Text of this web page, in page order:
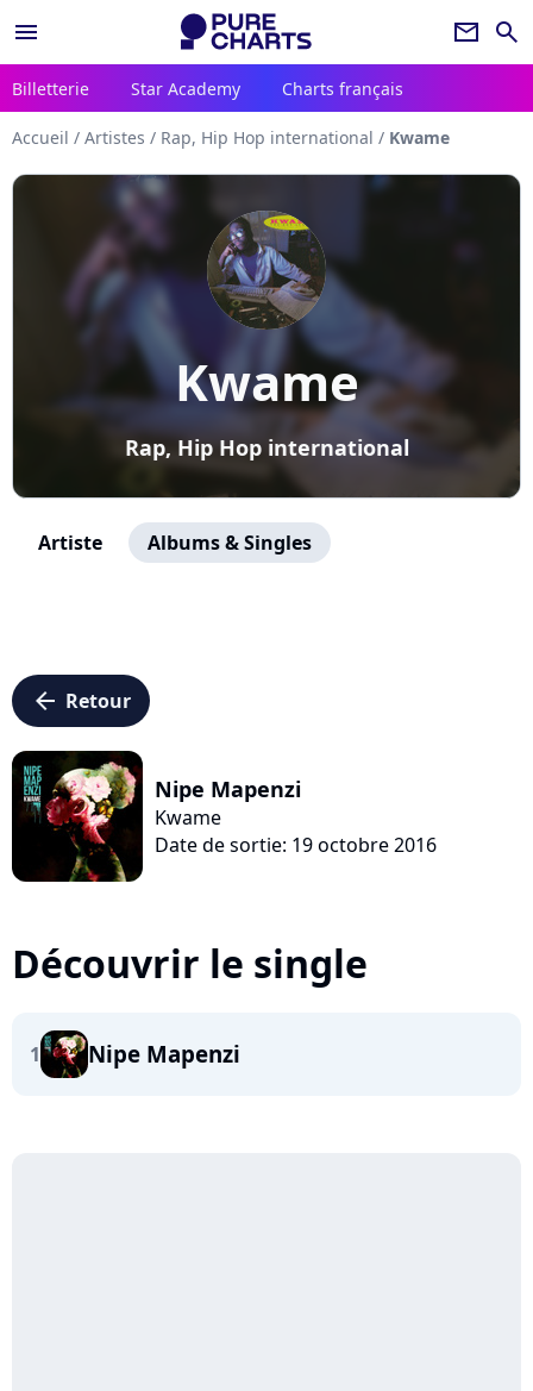
menu newsletter search
Billetterie Star Academy Charts français
Accueil / Artistes / Rap, Hip Hop international / Kwame
Kwame
Rap, Hip Hop international
Artiste Albums & Singles
arrow_left Retour
Nipe Mapenzi
Kwame
Date de sortie: 19 octobre 2016
Découvrir le single
1 Nipe Mapenzi